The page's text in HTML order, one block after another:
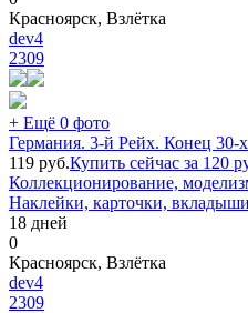
Красноярск, Взлётка
dev4
2309
+ Ещё 0 фото
Германия. 3-й Рейх. Конец
119 руб.Купить сейчас за 120
Коллекционирование,
Наклейки, карточки, вкладыши
18 дней
0
Красноярск, Взлётка
dev4
2309